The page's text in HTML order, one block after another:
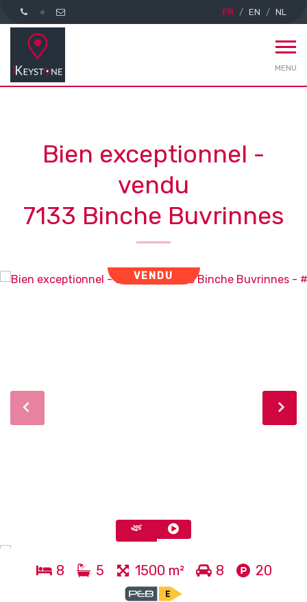
FR EN NL
MENU
Bien exceptionnel -
vendu
7133 Binche Buvrinnes
VENDU
8 5 1500 m² 8 20